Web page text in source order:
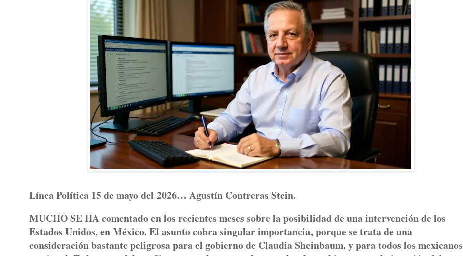
Línea Política 15 de mayo del 2026… Agustín Contreras Stein.
MUCHO SE HA comentado en los recientes meses sobre la posibilidad de una intervención de los
Estados Unidos, en México. El asunto cobra singular importancia, porque se trata de una
consideración bastante peligrosa para el gobierno de Claudia Sheinbaum, y para todos los mexicanos